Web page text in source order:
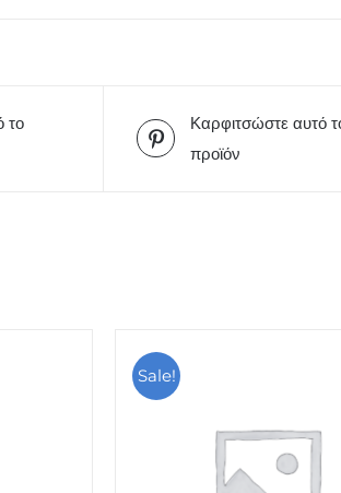
το
Καρφιτσώστε αυτό
προϊόν
Sale!